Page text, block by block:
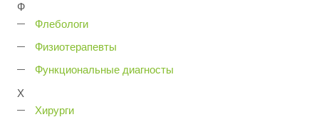
Ф
Флебологи
Физиотерапевты
Функциональные диагносты
Х
Хирурги